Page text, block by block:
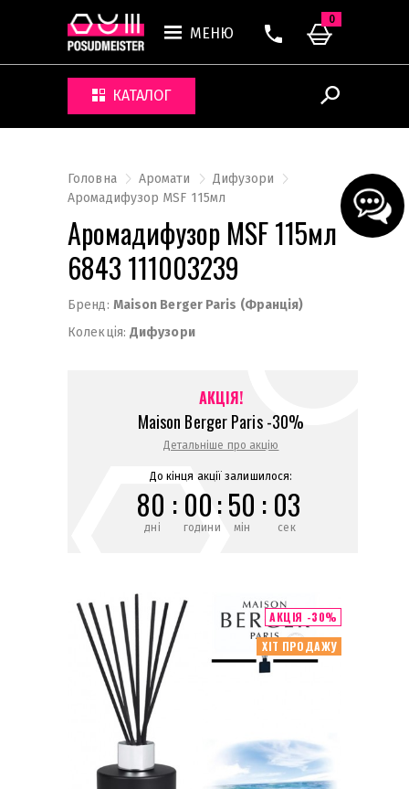
МЕНЮ
КАТАЛОГ
0
Головна Аромати
Дифузори
Аромадифузор MSF 115мл
Аромадифузор MSF 115мл
6843 111003239
Бренд: Maison Berger Paris (Франція)
Колекція: Дифузори
ХІТ ПРОДАЖУ
АКЦІЯ -30%
АКЦІЯ!
Maison Berger Paris -30%
Детальніше про акцію
До кінця акції залишилося:
80
дні
: 00
години
:50
мін
: 03
сек